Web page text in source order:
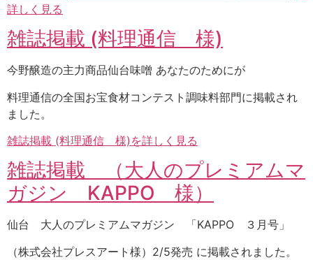
詳しく見る
雑誌掲載 (料理通信 様)
今野醸造の主力商品仙台味噌 あなたのためにが
料理通信の全国お宝食材コンテスト調味料部門に掲載され
ました。
雑誌掲載 (料理通信 様)を詳しく見る
雑誌掲載 （大人のプレミアムマ
ガジン KAPPO 様）
仙台 大人のプレミアムマガジン 「KAPPO ３月号」
（株式会社プレスアート様）2/5発売 に掲載されました。